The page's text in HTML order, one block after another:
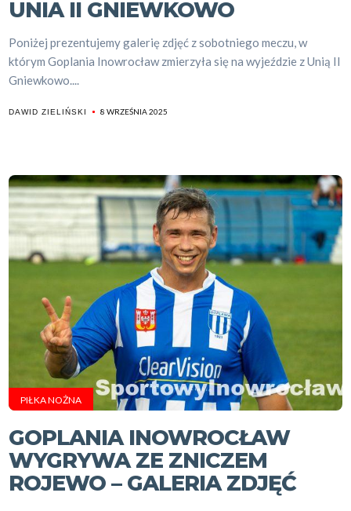
UNIA II GNIEWKOWO
Poniżej prezentujemy galerię zdjęć z sobotniego meczu, w
którym Goplania Inowrocław zmierzyła się na wyjeździe z Unią II
Gniewkowo....
DAWID ZIELIŃSKI 8 WRZEŚNIA 2025
PIŁKA NOŻNA
GOPLANIA INOWROCŁAW
WYGRYWA ZE ZNICZEM
ROJEWO – GALERIA ZDJĘĆ